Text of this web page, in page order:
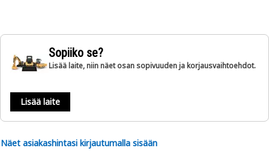
Sopiiko se?
Lisää laite, niin näet osan sopivuuden ja korjausvaihtoehdot.
Lisää laite
Näet asiakashintasi kirjautumalla sisään